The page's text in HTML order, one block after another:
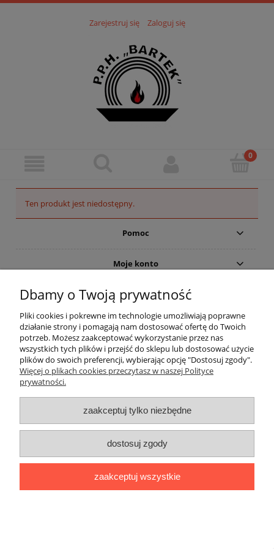
Zarejestruj się Zaloguj się
Ten produkt jest niedostępny.
Pomoc
Moje konto
Płatności i dostawa
Informacje
O nas
Sklep internetowy Shoper.pl
Dbamy o Twoją prywatność
Pliki cookies i pokrewne im technologie umożliwiają poprawne
działanie strony i pomagają nam dostosować ofertę do Twoich
potrzeb. Możesz zaakceptować wykorzystanie przez nas
wszystkich tych plików i przejść do sklepu lub dostosować użycie
plików do swoich preferencji, wybierając opcję "Dostosuj zgody".
Więcej o plikach cookies przeczytasz w naszej Polityce
prywatności.
zaakceptuj tylko niezbędne
dostosuj zgody
zaakceptuj wszystkie